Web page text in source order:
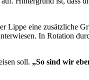
eine zusätzliche
In Rotation
soll. „So sind wir